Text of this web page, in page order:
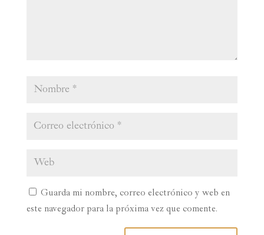
Guarda mi nombre, correo electrónico y web en
este navegador para la próxima vez que comente.